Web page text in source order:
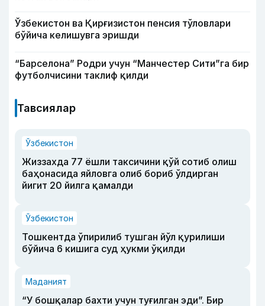
Ўзбекистон ва Қирғизистон пенсия тўловлари
бўйича келишувга эришди
“Барселона” Родри учун “Манчестер Сити”га бир
футболчисини таклиф қилди
Тавсиялар
Ўзбекистон
Жиззахда 77 ёшли таксичини қўй сотиб олиш
баҳонасида яйловга олиб бориб ўлдирган
йигит 20 йилга қамалди
Ўзбекистон
Тошкентда ўпирилиб тушган йўл қурилиши
бўйича 6 кишига суд ҳукми ўқилди
Маданият
“У бошқалар бахти учун туғилган эди”. Бир